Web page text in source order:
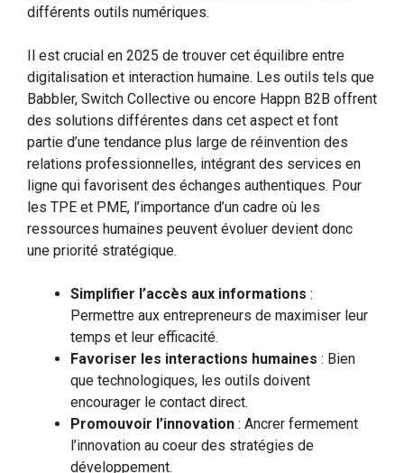
différents outils numériques.
Il est crucial en 2025 de trouver cet équilibre entre
digitalisation et interaction humaine. Les outils tels que
Babbler, Switch Collective ou encore Happn B2B offrent
des solutions différentes dans cet aspect et font
partie d’une tendance plus large de réinvention des
relations professionnelles, intégrant des services en
ligne qui favorisent des échanges authentiques. Pour
les TPE et PME, l’importance d’un cadre où les
ressources humaines peuvent évoluer devient donc
une priorité stratégique.
Simplifier l’accès aux informations :
Permettre aux entrepreneurs de maximiser leur
temps et leur efficacité.
Favoriser les interactions humaines : Bien
que technologiques, les outils doivent
encourager le contact direct.
Promouvoir l’innovation : Ancrer fermement
l’innovation au coeur des stratégies de
développement.